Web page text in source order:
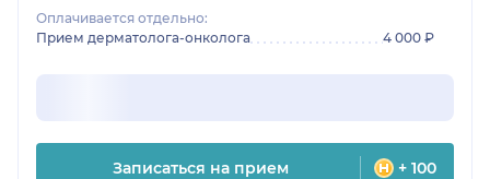
Оплачивается отдельно:
Прием дерматолога-онколога
4 000 ₽
Записаться на прием + 100